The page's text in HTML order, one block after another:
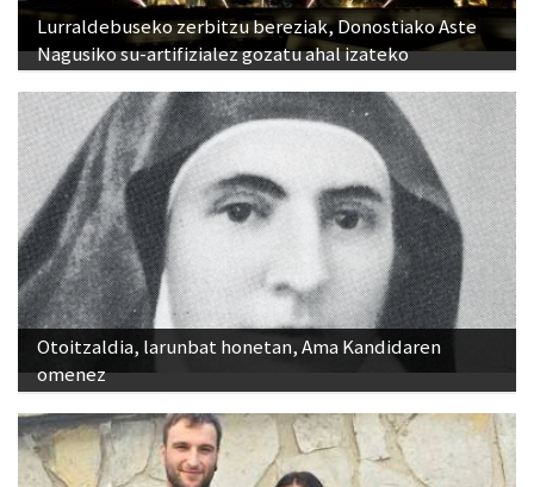
Lurraldebuseko zerbitzu bereziak, Donostiako Aste
Nagusiko su-artifizialez gozatu ahal izateko
Otoitzaldia, larunbat honetan, Ama Kandidaren
omenez